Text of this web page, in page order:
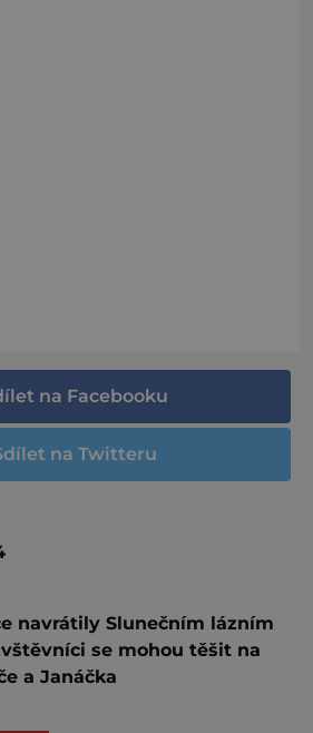
na Facebooku
na Twitteru
navrátily Slunečním lázním
se mohou těšit na
a Janáčka